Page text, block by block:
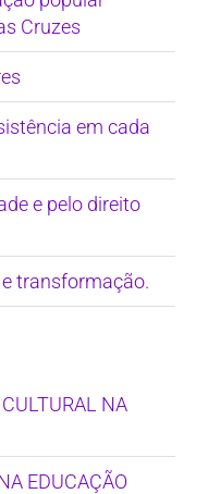
Cruzes
em cada
e pelo direito
transformação.
NA
EDUCAÇÃO